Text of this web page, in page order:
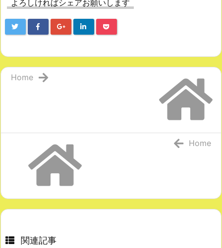
よろしければシェアお願いします
Home
Home
関連記事